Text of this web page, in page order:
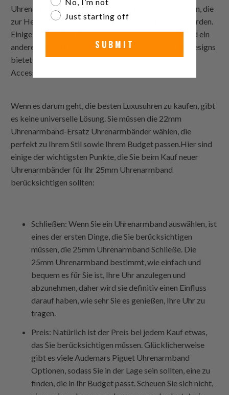
Uhrenarmband-ErsatzMaterialien zu berücksichtigen, die
zur Herstellung von Uhrenarmbändern verwendet werden.
Einige Materialien sind bequemer als andere, während ein
anderes
22mm Uhrenarmband-Ersatz
einzigartige Designs
bietet, die zu bestimmten Arten von Kleidung oder
Accessoires passen.
Wenn es darum geht, die besten Luxusuhren zu kaufen, gibt
es keine universelle Lösung. Sie müssen die 22mm
Uhrenarmband-Ersatz Uhrenarmbänder wählen, die
perfekt zu Ihrem Stil sowie Ihrem Budget passen.Hier sind
einige der wichtigsten Punkte, die Sie beim Kauf neuer
Uhrenarmbänder für Ihr 25mm Uhrenarmband
berücksichtigen sollten:
Schließen: Wenn Sie ein Uhrenarmband auswählen, ist
eines der ersten Dinge, die Sie berücksichtigen
müssen, die 25mm UhrenarmbandSchließe. Die
25mm Uhrenarmband bestimmt, wie einfach und
bequem es für Sie ist, Ihre Uhr anzulegen und
abzunehmen, daher wird sie definitiv einen Einfluss
darauf haben, wie sehr Sie es genießen, Ihre Uhr zu
tragen.
Preis: Natürlich ist der Preis bei jedem Kauf etwas,
das Sie berücksichtigen müssen. Glücklicherweise
gibt es vieleAudemars Piguet Uhrenarmband
Optionen, sodass Sie in der Lage sein sollten, eine zu
finden, die in Ihr Budget passt. Scheuen Sie sich nicht,
Just starting off
SUBMIT